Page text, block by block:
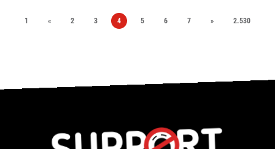
1 « 2 3 4 5 6 7 » 2.530